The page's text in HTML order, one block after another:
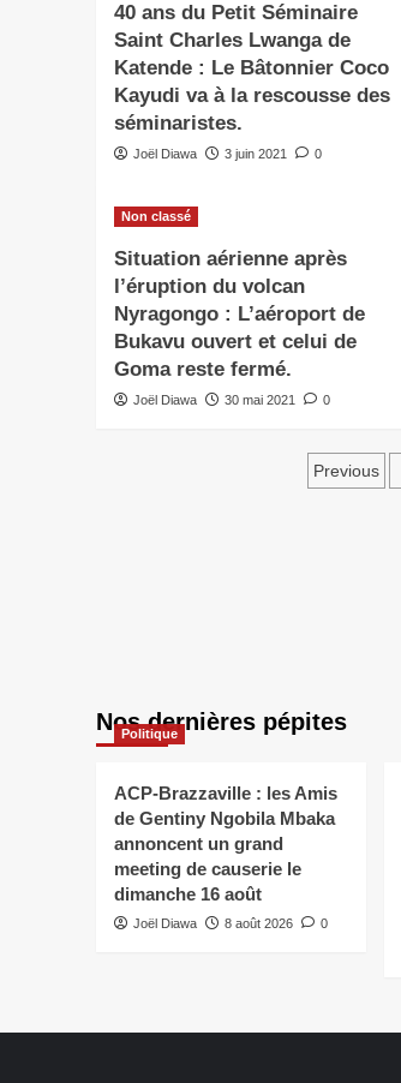
40 ans du Petit Séminaire
Saint Charles Lwanga de
Katende : Le Bâtonnier Coco
Kayudi va à la rescousse des
séminaristes.
Joël Diawa 3 juin 2021 0
Non classé
Situation aérienne après
l’éruption du volcan
Nyragongo : L’aéroport de
Bukavu ouvert et celui de
Goma reste fermé.
Joël Diawa 30 mai 2021 0
Previous
Nos dernières pépites
Politique
ACP-Brazzaville : les Amis
de Gentiny Ngobila Mbaka
annoncent un grand
meeting de causerie le
dimanche 16 août
Joël Diawa 8 août 2026 0